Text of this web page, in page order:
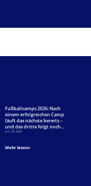
Fußballcamps 2026: Nach
einem erfolgreichen Camp
läuft das nächste bereits –
und das dritte folgt noch…
Juli 20, 2026
Mehr lesen»